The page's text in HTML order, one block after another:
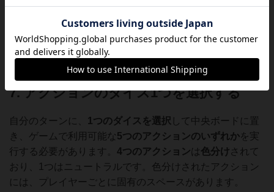
てください。そうでない場合は、ファーストプレイヤート
時計回りに次のプレイヤーに渡し、新しいラウン
ドを開始します。
7. アクションのダイス1つを選択する
自分のターンに、 1つのダイスを選択 して中央ボードに置
き、ゲームで利用可能な5つのアクションのいずれかを実
行する必要があります。 4つのアクションは 色分けされて
おり、1つはニュートラルです。色分けされたアクション
には、プレイヤーごとに固有のスペースがあります。